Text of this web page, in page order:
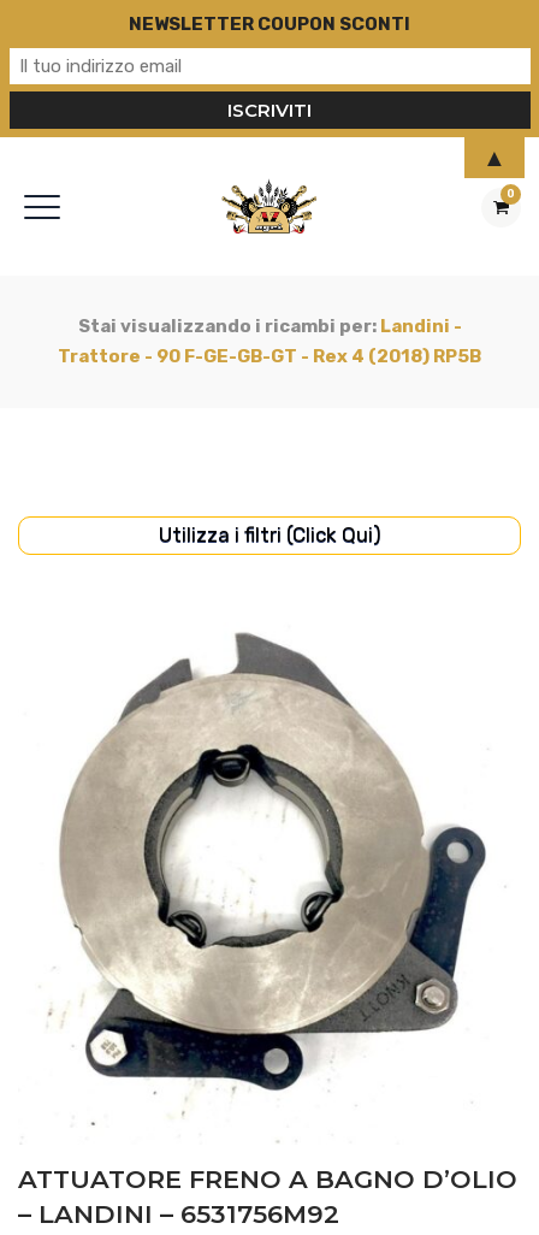
0
Stai visualizzando i ricambi per: Landini -
Trattore - 90 F-GE-GB-GT - Rex 4 (2018) RP5B
Utilizza i filtri (Click Qui)
(10)
(14)
POMPE (1)
TRASMISSIONE(52)
Disponibile
ATTUATORE FRENO A BAGNO D’OLIO
– LANDINI – 6531756M92
NEWSLETTER COUPON SCONTI
▲